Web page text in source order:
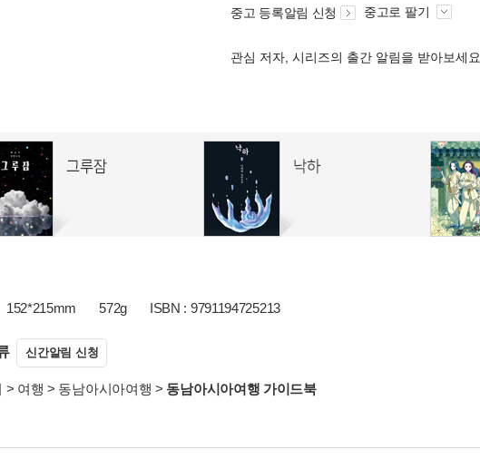
중고 등록알림 신청 중고로 팔기
관심 저자, 시리즈의 출간 알림을 받아보세요
152*215mm 572g ISBN : 9791194725213
신간알림 신청
> 여행 > 동남아시아여행 > 동남아시아여행 가이드북